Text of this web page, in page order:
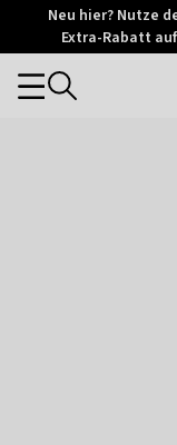
Otrium
Trustpilot
Neu hier? Nutze
Extra-Rabatt
Categories